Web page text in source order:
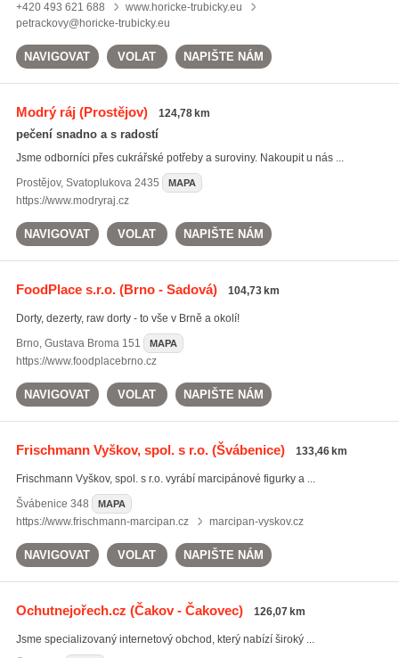
+420 493 621 688
www.horicke-trubicky.eu
petrackovy@horicke-trubicky.eu
NAVIGOVAT VOLAT NAPIŠTE NÁM
Modrý ráj(Prostějov) 124,78 km
pečení snadno a s radostí
Jsme odborníci přes cukrářské potřeby a suroviny. Nakoupit u nás ...
Prostějov, Svatoplukova 2435 MAPA
https://www.modryraj.cz
NAVIGOVAT VOLAT NAPIŠTE NÁM
FoodPlace s.r.o.(Brno - Sadová) 104,73 km
Dorty, dezerty, raw dorty - to vše v Brně a okolí!
Brno, Gustava Broma 151 MAPA
https://www.foodplacebrno.cz
NAVIGOVAT VOLAT NAPIŠTE NÁM
Frischmann Vyškov, spol. s r.o.(Švábenice) 133,46 km
Frischmann Vyškov, spol. s r.o. vyrábí marcipánové figurky a ...
Švábenice 348 MAPA
https://www.frischmann-marcipan.cz marcipan-vyskov.cz
NAVIGOVAT VOLAT NAPIŠTE NÁM
Ochutnejořech.cz (Čakov - Čakovec) 126,07 km
Jsme specializovaný internetový obchod, který nabízí široký ...